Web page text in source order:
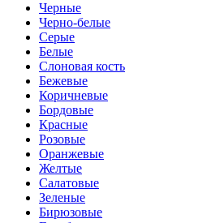
Черные
Черно-белые
Серые
Белые
Слоновая кость
Бежевые
Коричневые
Бордовые
Красные
Розовые
Оранжевые
Желтые
Салатовые
Зеленые
Бирюзовые